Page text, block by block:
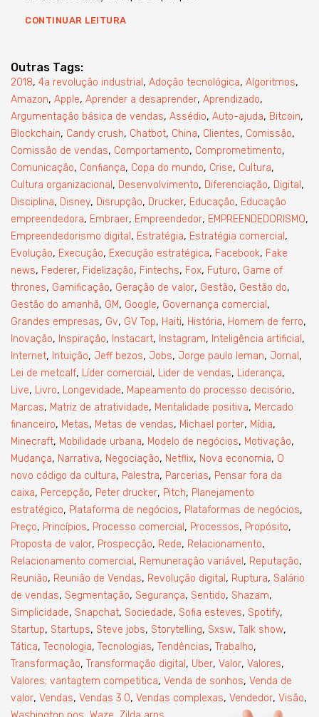
CONTINUAR LEITURA
Outras Tags:
2018, 4a revolução industrial , Adoção tecnológica, Algoritmos,
Amazon, Apple, Aprender a desaprender, Aprendizado,
Argumentação básica de vendas, Assédio, Auto-ajuda, Bitcoin,
Blockchain, Candy crush, Chatbot, China, Clientes, Comissão,
Comissão de vendas, Comportamento, Comprometimento,
Comunicação, Confiança, Copa do mundo, Crise, Cultura,
Cultura organizacional , Desenvolvimento, Diferenciação, Digital ,
Disciplina, Disney, Disrupção, Drucker, Educação, Educação
empreendedora, Embraer, Empreendedor, EMPREENDEDORISMO,
Empreendedorismo digital , Estratégia, Estratégia comercial ,
Evolução, Execução, Execução estratégica, Facebook, Fake
news, Federer, Fidelização, Fintechs, Fox, Futuro, Game of
thrones, Gamificação, Geração de valor, Gestão, Gestão do,
Gestão do amanhã, GM, Google, Governança comercial ,
Grandes empresas, Gv, GV Top, Haiti, História, Homem de ferro,
Inovação, Inspiração, Instacart, Instagram, Inteligência artificial ,
Internet, Intuição, Jeff bezos, Jobs, Jorge paulo leman, Jornal ,
Lei de metcalf, Líder comercial , Lider de vendas, Liderança,
Live, Livro, Longevidade, Mapeamento do processo decisório,
Marcas, Matriz de atratividade, Mentalidade positiva, Mercado
financeiro, Metas, Metas de vendas, Michael porter, Mídia,
Minecraft, Mobilidade urbana, Modelo de negócios, Motivação,
Mudança, Narrativa, Negociação, Netflix, Nova economia, O
novo código da cultura, Palestra, Parcerias, Pensar fora da
caixa, Percepção, Peter drucker, Pitch, Planejamento
estratégico, Plataforma de negócios, Plataformas de negócios,
Preço, Princípios, Processo comercial , Processos, Propósito,
Proposta de valor, Prospecção, Rede, Relacionamento,
Relacionamento comercial , Remuneração variável , Reputação,
Reunião, Reunião de Vendas, Revolução digital , Ruptura, Salário
de vendas, Segmentação, Segurança, Sentido, Shazam,
Simplicidade, Snapchat, Sociedade, Sofia esteves, Spotify,
Startup, Startups, Steve jobs, Storytelling, Sxsw, Talk show,
Tática, Tecnologia, Tecnologias, Tendências, Trabalho,
Transformação, Transformação digital , Uber, Valor, Valores,
Valores; vantagtem competitica, Venda de sonhos, Venda de
valor, Vendas, Vendas 3.0, Vendas complexas, Vendedor, Visão,